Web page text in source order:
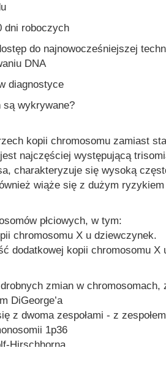
dni roboczych
do najnowocześniejszej
DNA
diagnostyce
są wykrywane?
kopii chromosomu zamiast
najczęściej występującą
charakteryzuje się wysoką
wiąże się z dużym
płciowych, w tym:
chromosomu X u dziewczynek.
dodatkowej kopii chromosomu X
zmian w
DiGeorge’a
dwoma zespołami - z
1p36
Hirschhorna